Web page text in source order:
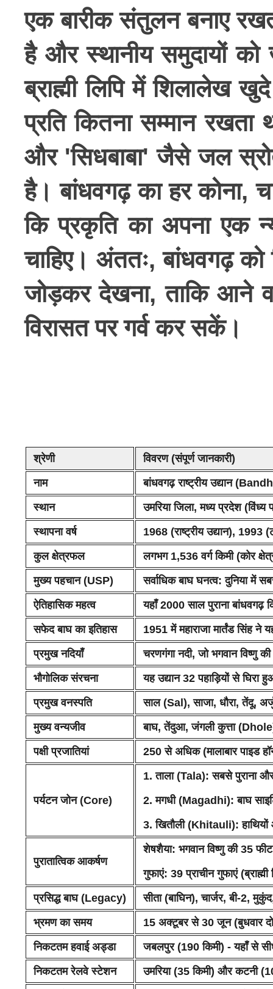
एक बारीक संतुलन बनाए
है और स्थानीय समुदायों
ब्राह्मी लिपि में शिलालेख
प्रति कितना सम्मान
और 'सिधबाबा' जैसे जल
है। बांधवगढ़ का हर कोना,
कि प्रकृति का अपना एक
चाहिए। अंततः, बांधवगढ़
जोड़कर देखना, ताकि आने
विरासत पर गर्व कर सकें।
श्रेणी
विवरण (संपूर्ण जानकारी)
नाम
बांधवगढ़ राष्ट्रीय उद्यान
स्थान
उमरिया जिला, मध्य प्रदेश (विंध्य
स्थापना वर्ष
1968 (राष्ट्रीय उद्यान), 1993
कुल क्षेत्रफल
लगभग 1,536 वर्ग किमी (कोर
मुख्य पहचान (USP)
सर्वाधिक बाघ घनत्व: दुनिया में
ऐतिहासिक महत्व
यहाँ 2000 साल पुरानाबांधवगढ़
सफेद बाघ का इतिहास
1951 में महाराजा मार्तंड सिंह
प्रमुख नदियाँ
चरणगंगा नदी, जो भगवान विष्णु
भौगोलिक संरचना
यह उद्यान32 पहाड़ियोंसे घिरा
प्रमुख वनस्पति
साल (Sal), साजा, धौरा, तेंदू,
मुख्य वन्यजीव
बाघ, तेंदुआ, जंगली कुत्ता
पक्षी प्रजातियां
250 से अधिक (मालाबार पाइड
पर्यटन जोन (Core)
1. ताला (Tala): सबसे पुराना
2. मगधी (Magadhi): बाघ
3. खितौली (Khitauli):
पुरातात्विक आकर्षण
शेषशैया: भगवान विष्णु की 35
गुफाएं: 39 प्राचीन गुफाएं
प्रसिद्ध बाघ (Legacy)
सीता (बाघिन), चार्जर, बी-2,
भ्रमण का समय
15 अक्टूबर से 30 जून (बुधवार
निकटतम हवाई अड्डा
जबलपुर (190 किमी) - यहाँ से
निकटतम रेलवे स्टेशन
उमरिया (35 किमी) और कटनी